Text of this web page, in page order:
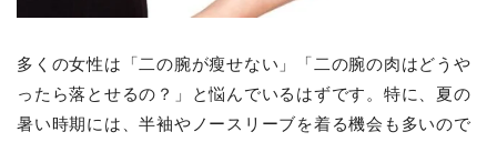
多くの女性は「二の腕が瘦せない」「二の腕の肉はどうや
ったら落とせるの？」と悩んでいるはずです。特に、夏の
暑い時期には、半袖やノースリーブを着る機会も多いので